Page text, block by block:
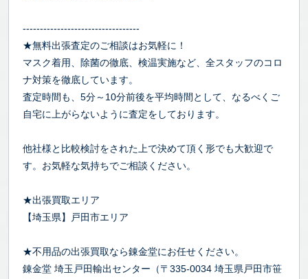
----------------------------------
★無料出張査定のご相談はお気軽に！
マスク着用、除菌の徹底、検温実施など、全スタッフのコロ
ナ対策を徹底しています。
査定時間も、5分～10分前後を平均時間として、なるべくご
自宅に上がらないように査定をしております。
他社様と比較検討をされた上で決めて頂く形でも大歓迎で
す。お気軽な気持ちでご相談ください。
★出張買取エリア
【埼玉県】戸田市エリア
★不用品の出張買取なら錬金堂にお任せください。
錬金堂 埼玉戸田輸出センター（〒335-0034 埼玉県戸田市笹